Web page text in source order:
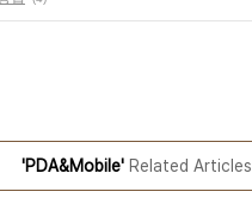
'PDA&Mobile'Related Articles